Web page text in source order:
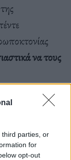
third parties, or
for
opt-out
να τους
του
σε όλα
η Χρυσή